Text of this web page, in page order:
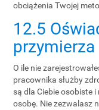
obciążenia Twojej
12.5
przymierza
O ile nie
pracownika służby
są dla Ciebie osobiste
osobę. Nie zezwalasz